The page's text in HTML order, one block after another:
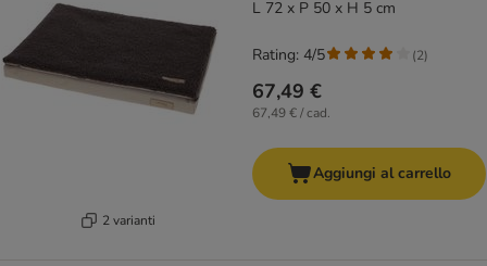
2 varianti
L 72 x P 50 x H 5 cm
67,49 €
67,49 € / cad.
Rating: 4/5 (2)
Aggiungi al carrello